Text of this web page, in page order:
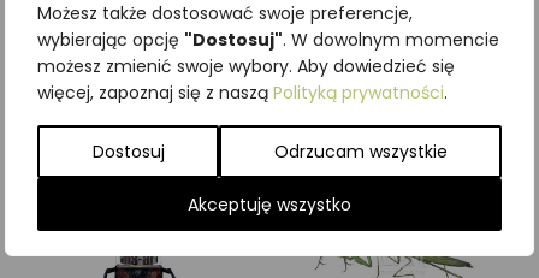
Możesz także dostosować swoje preferencje,
wybierając opcję "Dostosuj". W dowolnym momencie
możesz zmienić swoje wybory. Aby dowiedzieć się
więcej, zapoznaj się z naszą Polityką prywatności.
Dostosuj Odrzucam wszystkie
Akceptuję wszystko
Kategorie:ILUSTRACJE
Pozostałe
Podobne produkty